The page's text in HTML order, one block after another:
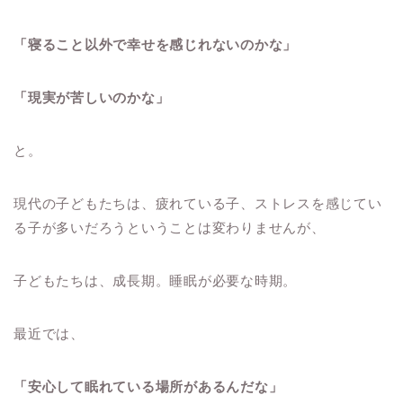
「寝ること以外で幸せを感じれないのかな」
「現実が苦しいのかな」
と。
現代の子どもたちは、疲れている子、ストレスを感じてい
る子が多いだろうということは変わりませんが、
子どもたちは、成長期。睡眠が必要な時期。
最近では、
「安心して眠れている場所があるんだな」